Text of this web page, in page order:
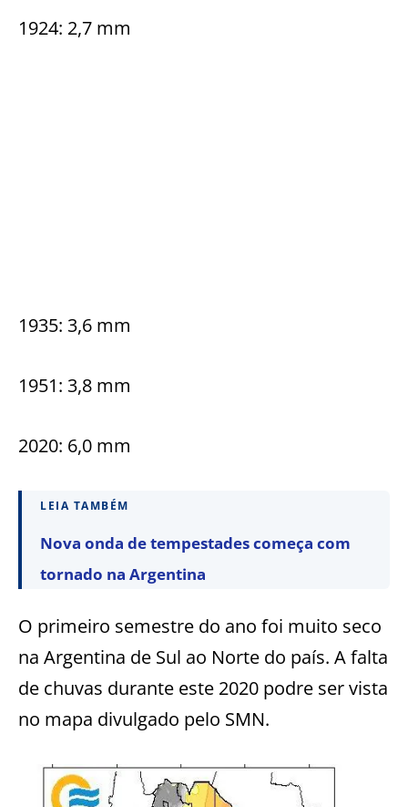
1924: 2,7 mm
1935: 3,6 mm
1951: 3,8 mm
2020: 6,0 mm
LEIA TAMBÉM
Nova onda de tempestades começa com
tornado na Argentina
O primeiro semestre do ano foi muito seco
na Argentina de Sul ao Norte do país. A falta
de chuvas durante este 2020 podre ser vista
no mapa divulgado pelo SMN.